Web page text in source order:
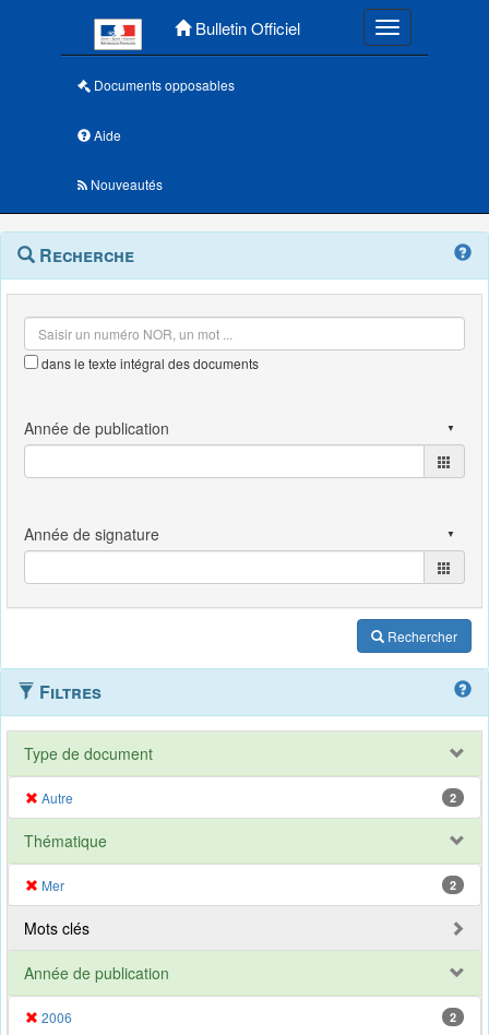
Bulletin Officiel Toggle
Documents opposables
Aide
Nouveautés
Navigation
outils
Menu
contextuel
Recherche
dans le texte intégral des documents
Rechercher
Filtres
Type de document
Autre 2
Thématique
Mer 2
Mots clés
Année de publication
2006 2